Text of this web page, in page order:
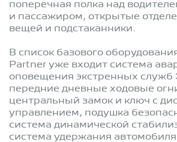
поперечная полка над
и пассажиром, открытые
вещей и подстаканники.
В список базового
Partner уже входит система
оповещения экстренных
передние дневные ходовые
центральный замок и ключ с
управлением, подушка
система динамической
система удержания